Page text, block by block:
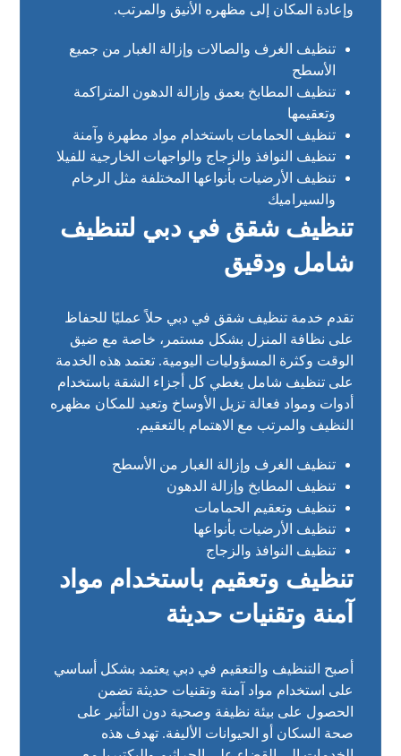
وإعادة المكان إلى مظهره الأنيق والمرتب.
تنظيف الغرف والصالات وإزالة الغبار من جميع
الأسطح
تنظيف المطابخ بعمق وإزالة الدهون المتراكمة
وتعقيمها
تنظيف الحمامات باستخدام مواد مطهرة وآمنة
تنظيف النوافذ والزجاج والواجهات الخارجية للفيلا
تنظيف الأرضيات بأنواعها المختلفة مثل الرخام
والسيراميك
تنظيف شقق في دبي لتنظيف
شامل ودقيق
تقدم خدمة تنظيف شقق في دبي حلاً عمليًا للحفاظ
على نظافة المنزل بشكل مستمر، خاصة مع ضيق
الوقت وكثرة المسؤوليات اليومية. تعتمد هذه الخدمة
على تنظيف شامل يغطي كل أجزاء الشقة باستخدام
أدوات ومواد فعالة تزيل الأوساخ وتعيد للمكان مظهره
النظيف والمرتب مع الاهتمام بالتعقيم.
تنظيف الغرف وإزالة الغبار من الأسطح
تنظيف المطابخ وإزالة الدهون
تنظيف وتعقيم الحمامات
تنظيف الأرضيات بأنواعها
تنظيف النوافذ والزجاج
تنظيف وتعقيم باستخدام مواد
آمنة وتقنيات حديثة
أصبح التنظيف والتعقيم في دبي يعتمد بشكل أساسي
على استخدام مواد آمنة وتقنيات حديثة تضمن
الحصول على بيئة نظيفة وصحية دون التأثير على
صحة السكان أو الحيوانات الأليفة. تهدف هذه